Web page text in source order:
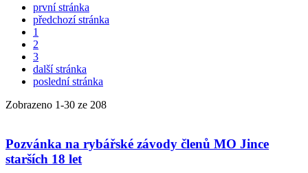
první stránka
předchozí stránka
1
2
3
další stránka
poslední stránka
Zobrazeno 1-30 ze 208
Pozvánka na rybářské závody členů MO Jince
starších 18 let